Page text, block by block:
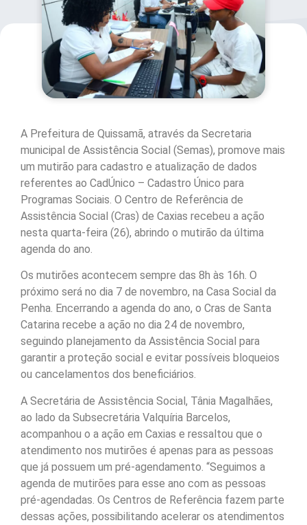
A Prefeitura de Quissamã, através da Secretaria
municipal de Assistência Social (Semas), promove mais
um mutirão para cadastro e atualização de dados
referentes ao CadÚnico – Cadastro Único para
Programas Sociais. O Centro de Referência de
Assistência Social (Cras) de Caxias recebeu a ação
nesta quarta-feira (26), abrindo o mutirão da última
agenda do ano.
Os mutirões acontecem sempre das 8h às 16h. O
próximo será no dia 7 de novembro, na Casa Social da
Penha. Encerrando a agenda do ano, o Cras de Santa
Catarina recebe a ação no dia 24 de novembro,
seguindo planejamento da Assistência Social para
garantir a proteção social e evitar possíveis bloqueios
ou cancelamentos dos beneficiários.
A Secretária de Assistência Social, Tânia Magalhães,
ao lado da Subsecretária Valquíria Barcelos,
acompanhou o a ação em Caxias e ressaltou que o
atendimento nos mutirões é apenas para as pessoas
que já possuem um pré-agendamento. “Seguimos a
agenda de mutirões para esse ano com as pessoas
pré-agendadas. Os Centros de Referência fazem parte
dessas ações, possibilitando acelerar os atendimentos